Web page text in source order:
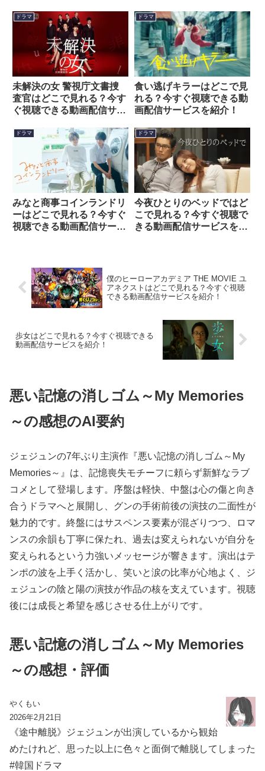
ドラマ
未解決の女 警視庁文書捜
査官はどこで見れる？今す
ぐ視聴できる動画配信サー
ドラマ
食い逃げキラーはどこで見
れる？今すぐ視聴できる動
画配信サービスを紹介！
ドラマ
みなと商事コインランドリ
ーはどこで見れる？今すぐ
視聴できる動画配信サービ
ドラマ
今夜ひとりのベッドではど
こで見れる？今すぐ視聴で
きる動画配信サービスを紹
僕のヒーローアカデミア THE MOVIE ユ
アネクストはどこで見れる？今すぐ視聴
できる動画配信サービスを紹介！
歩女はどこで見れる？今すぐ視聴できる
動画配信サービスを紹介！
悪い記憶の消しゴム～My Memories
～の感想のAI要約
ジェジュンの7年ぶり主演作『悪い記憶の消しゴム～My
Memories～』は、記憶喪失モチーフに頼らず新鮮なラブ
コメとして登場します。序盤は軽快、中盤は心の傷と向き
合うドラマへと展開し、グンの手術前後の演技の二面性が
魅力的です。終盤にはサスペンス要素が混ざりつつ、ロマ
ンスの余韻も丁寧に保たれ、過去は変えられないが自分を
変えられるという力強いメッセージが響きます。演出はテ
ンポの波を上手く活かし、笑いと涙の比率が心地よく、ジ
ェジュンの陰と陽の演技が作品の核を支えています。視聴
後には成長と希望を感じさせる仕上がりです。
悪い記憶の消しゴム～My Memories
～の感想・評価
やくもい
2026年2月21日
《途中離脱》ジェジュンが出演しているから観始
めたけれど、思った以上に色々と面倒で離脱してしまった
#韓国ドラマ